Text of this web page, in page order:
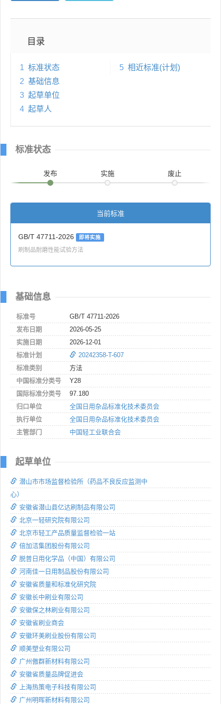
目录
1 标准状态
2 基础信息
3 起草单位
4 起草人
5 相近标准(计划)
标准状态
发布 实施 废止
当前标准
GB/T 47711-2026 即将实施
刷制品耐磨性能试验方法
基础信息
标准号
GB/T 47711-2026
发布日期
2026-05-25
实施日期
2026-12-01
标准计划
20242358-T-607
标准类别
方法
中国标准分类号
Y28
国际标准分类号
97.180
归口单位
全国日用杂品标准化技术委员会
执行单位
全国日用杂品标准化技术委员会
主管部门
中国轻工业联合会
起草单位
潜山市市场监督检验所（药品不良反应监测中
心）
安徽省潜山县亿达刷制品有限公司
北京一轻研究院有限公司
北京市轻工产品质量监督检验一站
倍加洁集团股份有限公司
脱普日用化学品（中国）有限公司
河南佳一日用制品股份有限公司
安徽省质量和标准化研究院
安徽长中刷业有限公司
安徽保之林刷业有限公司
安徽省刷业商会
安徽环美刷业股份有限公司
顺美塑业有限公司
广州傲群新材料有限公司
安徽省质量品牌促进会
上海热策电子科技有限公司
广州明晖新材料有限公司